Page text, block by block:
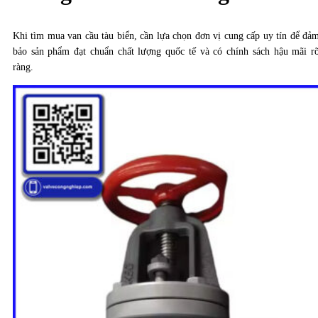
Khi tìm mua van cầu tàu biển, cần lựa chọn đơn vị cung cấp uy tín để
bảo sản phẩm đạt chuẩn chất lượng quốc tế và có chính sách hậu mãi
ràng.